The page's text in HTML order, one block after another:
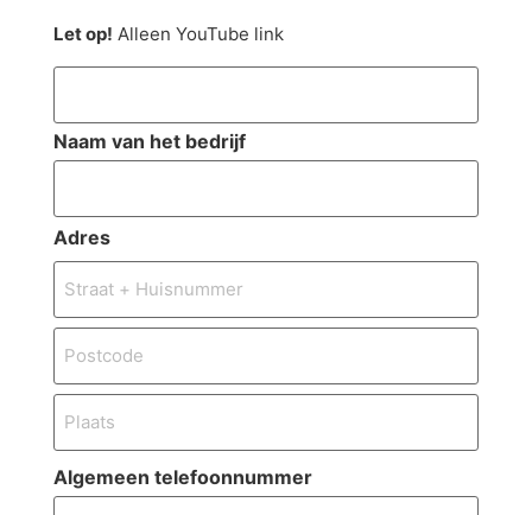
Let op! Alleen YouTube link
Naam van het bedrijf
Adres
Algemeen telefoonnummer